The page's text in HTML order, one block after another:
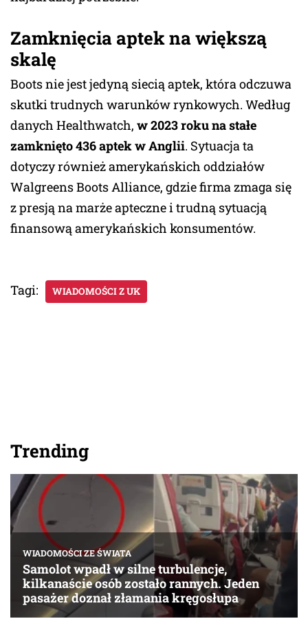
Zamknięcia aptek na większą
skalę
Boots nie jest jedyną siecią aptek, która odczuwa
skutki trudnych warunków rynkowych. Według
danych Healthwatch, w 2023 roku na stałe
zamknięto 436 aptek w Anglii. Sytuacja ta
dotyczy również amerykańskich oddziałów
Walgreens Boots Alliance, gdzie firma zmaga się
z presją na marże apteczne i trudną sytuacją
finansową amerykańskich konsumentów.
Tagi: WIADOMOŚCI Z UK
Trending